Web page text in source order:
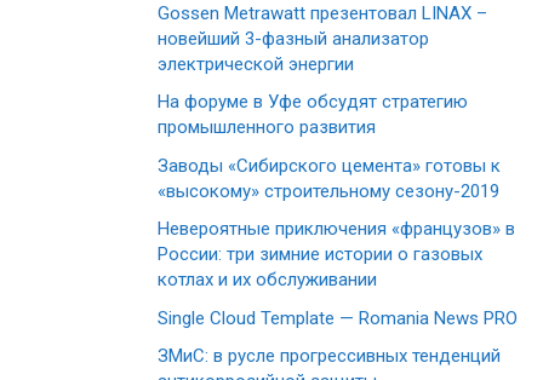
Gossen Metrawatt презентовал LINAX –
новейший 3-фазный анализатор
электрической энергии
На форуме в Уфе обсудят стратегию
промышленного развития
Заводы «Сибирского цемента» готовы к
«высокому» строительному сезону-2019
Невероятные приключения «французов» в
России: три зимние истории о газовых
котлах и их обслуживании
Single Cloud Template — Romania News PRO
ЗМиС: в русле прогрессивных тенденций